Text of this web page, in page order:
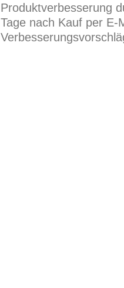
Produktverbesserung
Tage nach Kauf per E-